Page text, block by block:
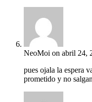
NeoMoi on abril 24,
pues ojala la espera
prometido y no